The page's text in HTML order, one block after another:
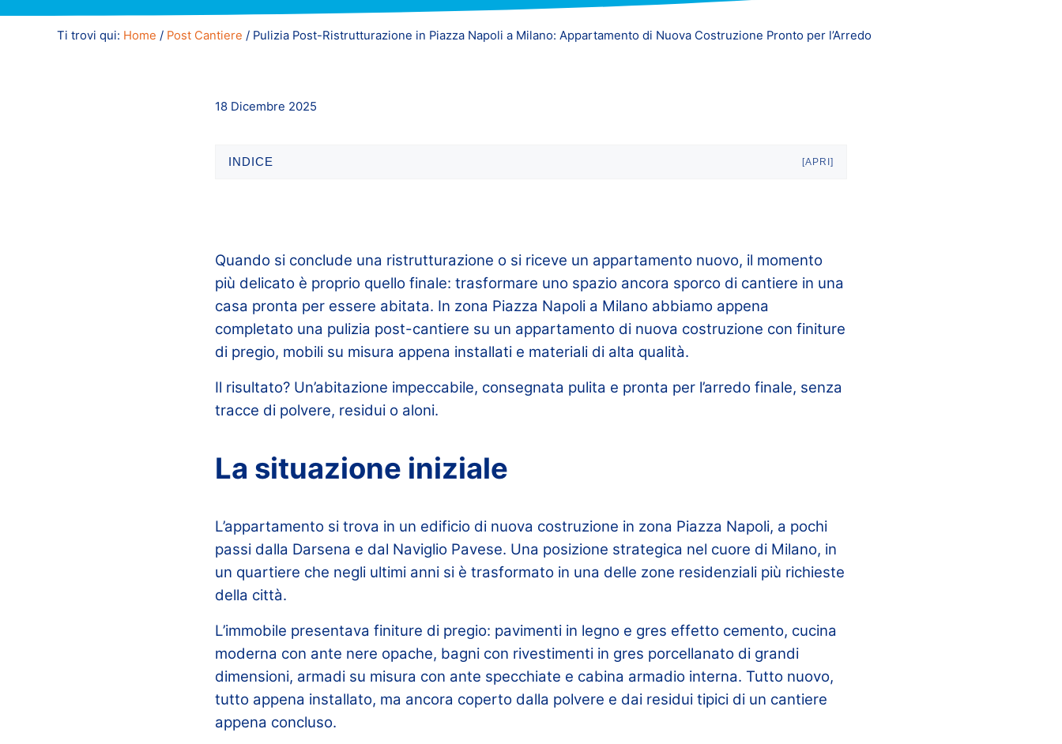
Ti trovi qui: Home / Post Cantiere / Pulizia Post-Ristrutturazione in Piazza Napoli a Milano: Appartamento di Nuova Costruzione Pronto per l’Arredo
18 Dicembre 2025
INDICE [APRI]
Quando si conclude una ristrutturazione o si riceve un appartamento nuovo, il momento
più delicato è proprio quello finale: trasformare uno spazio ancora sporco di cantiere in una
casa pronta per essere abitata. In zona Piazza Napoli a Milano abbiamo appena
completato una pulizia post-cantiere su un appartamento di nuova costruzione con finiture
di pregio, mobili su misura appena installati e materiali di alta qualità.
Il risultato? Un’abitazione impeccabile, consegnata pulita e pronta per l’arredo finale, senza
tracce di polvere, residui o aloni.
La situazione iniziale
L’appartamento si trova in un edificio di nuova costruzione in zona Piazza Napoli, a pochi
passi dalla Darsena e dal Naviglio Pavese. Una posizione strategica nel cuore di Milano, in
un quartiere che negli ultimi anni si è trasformato in una delle zone residenziali più richieste
della città.
L’immobile presentava finiture di pregio: pavimenti in legno e gres effetto cemento, cucina
moderna con ante nere opache, bagni con rivestimenti in gres porcellanato di grandi
dimensioni, armadi su misura con ante specchiate e cabina armadio interna. Tutto nuovo,
tutto appena installato, ma ancora coperto dalla polvere e dai residui tipici di un cantiere
appena concluso.